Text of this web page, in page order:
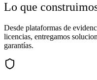
Lo que
Desde plataformas de
licencias, entregamos
garantías.